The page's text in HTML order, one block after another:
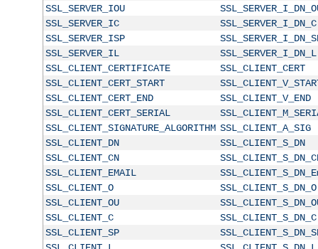
SSL_SERVER_IOU
SSL_SERVER_IC
SSL_SERVER_I_DN_C
SSL_SERVER_ISP
SSL_SERVER_IL
SSL_SERVER_I_DN_L
SSL_CLIENT_CERTIFICATE
SSL_CLIENT_CERT
SSL_CLIENT_CERT_START
SSL_CLIENT_CERT_END
SSL_CLIENT_V_END
SSL_CLIENT_CERT_SERIAL
SSL_CLIENT_SIGNATURE_ALGORITHM SSL_CLIENT_A_SIG
SSL_CLIENT_DN
SSL_CLIENT_S_DN
SSL_CLIENT_CN
SSL_CLIENT_EMAIL
SSL_CLIENT_O
SSL_CLIENT_S_DN_O
SSL_CLIENT_OU
SSL_CLIENT_C
SSL_CLIENT_S_DN_C
SSL_CLIENT_SP